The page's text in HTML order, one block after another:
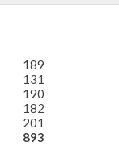
189
131
190
182
201
893